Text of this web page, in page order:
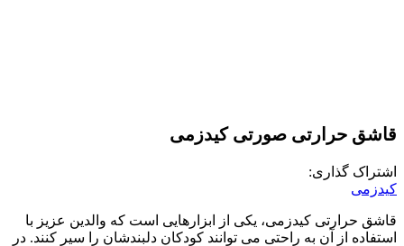
قاشق حرارتی صورتی کیدزمی
اشتراک گذاری:
کیدزمی
قاشق حرارتی کیدزمی، یکی از ابزارهایی است که والدین عزیز با
استفاده از آن به راحتی می توانند کودکان دلبندشان را سیر کنند. در